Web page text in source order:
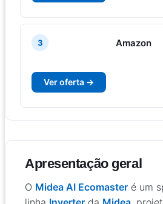
3 Amazon
Ver oferta →
Apresentação geral
O Midea AI Ecomaster é um